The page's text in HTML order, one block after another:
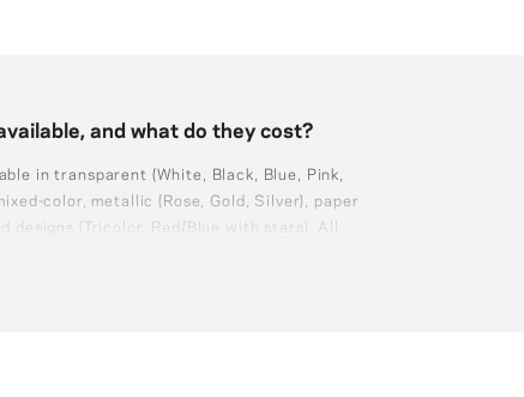
and what do they cost?
in transparent (White, Black, Blue, Pink,
color, metallic (Rose, Gold, Silver), paper
designs (Tricolor, Red/Blue with stars). All